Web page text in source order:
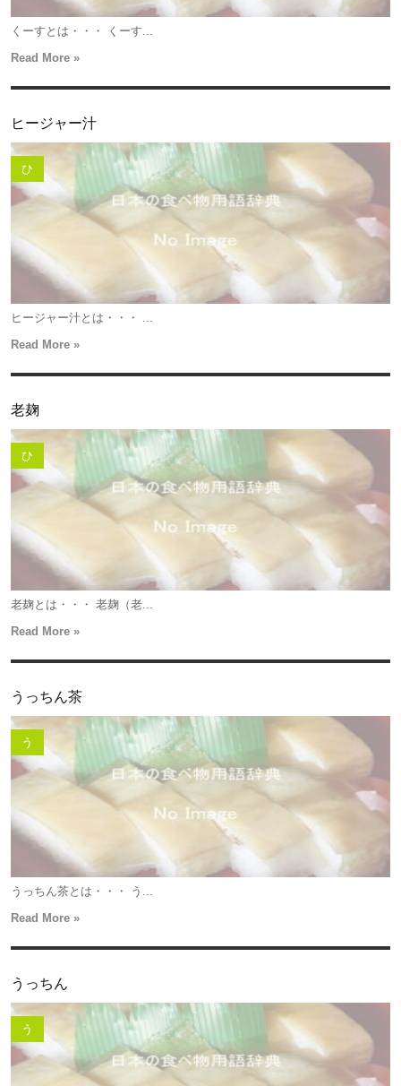
くーすとは・・・ くーす...
Read More »
ヒージャー汁
ひ
ヒージャー汁とは・・・ ...
Read More »
老麹
ひ
老麹とは・・・ 老麹（老...
Read More »
うっちん茶
う
うっちん茶とは・・・ う...
Read More »
うっちん
う